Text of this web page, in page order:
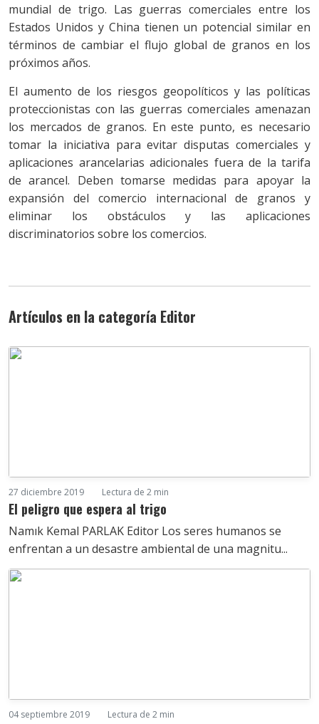
mundial de trigo. Las guerras comerciales entre los
Estados Unidos y China tienen un potencial similar en
términos de cambiar el flujo global de granos en los
próximos años.
El aumento de los riesgos geopolíticos y las políticas
proteccionistas con las guerras comerciales amenazan
los mercados de granos. En este punto, es necesario
tomar la iniciativa para evitar disputas comerciales y
aplicaciones arancelarias adicionales fuera de la tarifa
de arancel. Deben tomarse medidas para apoyar la
expansión del comercio internacional de granos y
eliminar los obstáculos y las aplicaciones
discriminatorios sobre los comercios.
Artículos en la categoría Editor
27 diciembre 2019 Lectura de 2 min
El peligro que espera al trigo
Namık Kemal PARLAK Editor Los seres humanos se
enfrentan a un desastre ambiental de una magnitu...
04 septiembre 2019 Lectura de 2 min